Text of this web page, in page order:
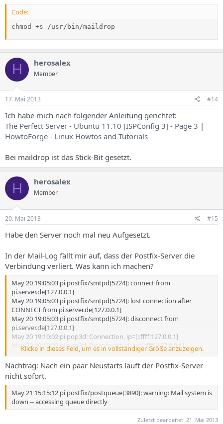
Code:
chmod +s /usr/bin/maildrop
H herosalex
Member
17. Mai 2013 #14
Ich habe mich nach folgender Anleitung gerichtet:
The Perfect Server - Ubuntu 11.10 [ISPConfig 3] - Page 3 |
HowtoForge - Linux Howtos and Tutorials
Bei maildrop ist das Stick-Bit gesetzt.
H herosalex
Member
20. Mai 2013 #15
Habe den Server noch mal neu Aufgesetzt.
In der Mail-Log fällt mir auf, dass der Postfix-Server die
Verbindung verliert. Was kann ich machen?
May 20 19:05:03 pi postfix/smtpd[5724]: connect from
pi.server.de[127.0.0.1]
May 20 19:05:03 pi postfix/smtpd[5724]: lost connection after
CONNECT from pi.server.de[127.0.0.1]
May 20 19:05:03 pi postfix/smtpd[5724]: disconnect from
pi.server.de[127.0.0.1]
May 20 19:10:02 pi pop3d: Connection, ip=[::ffff:127.0.0.1]
May 20 19:10:02 pi pop3d: Disconnected, ip=[::ffff:127.0.0.1]
May 20 19:10:02 pi imapd: Connection, ip=[::ffff:127.0.0.1]
May 20 19:10:02 pi imapd: Disconnected, ip=[::ffff:127.0.0.1], time=0
Klicke in dieses Feld, um es in vollständiger Größe anzuzeigen.
Nachtrag: Nach ein paar Neustarts läuft der Postfix-Server
nicht sofort.
May 21 15:15:12 pi postfix/postqueue[3890]: warning: Mail system is
down -- accessing queue directly
Zuletzt bearbeitet: 21. Mai 2013